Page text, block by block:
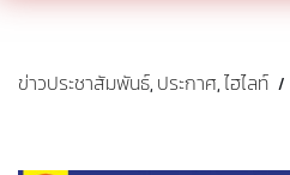
ข่าวประชาสัมพันธ์, ประกาศ, ไฮไลท์